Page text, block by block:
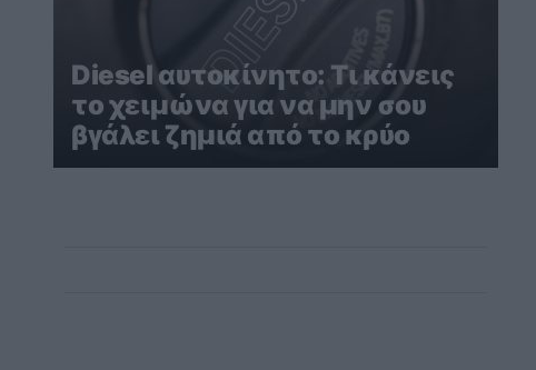
Diesel αυτοκίνητο: Τι κάνεις
το χειμώνα για να μην σου
βγάλει ζημιά από το κρύο